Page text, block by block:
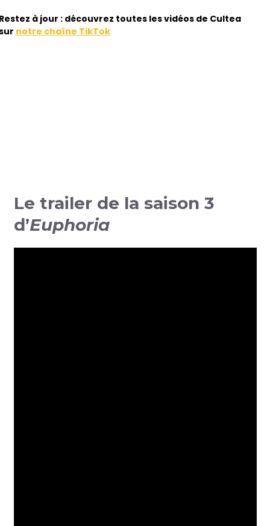
à jour : découvrez toutes les vidéos de Cultea
notre chaîne TikTok
Le trailer de la saison 3
d’Euphoria